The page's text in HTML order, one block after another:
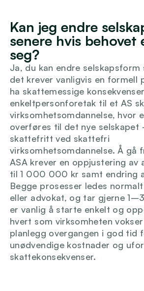
Kan jeg endre
senere hvis behovet
seg?
Ja, du kan endre selskapsform
det krever vanligvis en formell
ha skattemessige
enkeltpersonforetak til et AS
virksomhetsomdannelse, hvor
overføres til det nye
skattefritt ved skattefri
virksomhetsomdannelse. Å gå
ASA krever en oppjustering av
til 1 000 000 kr samt endring
Begge prosesser ledes
eller advokat, og tar gjerne
er vanlig å starte enkelt og
hvert som virksomheten
planlegg overgangen i god tid
unødvendige kostnader og
skattekonsekvenser.